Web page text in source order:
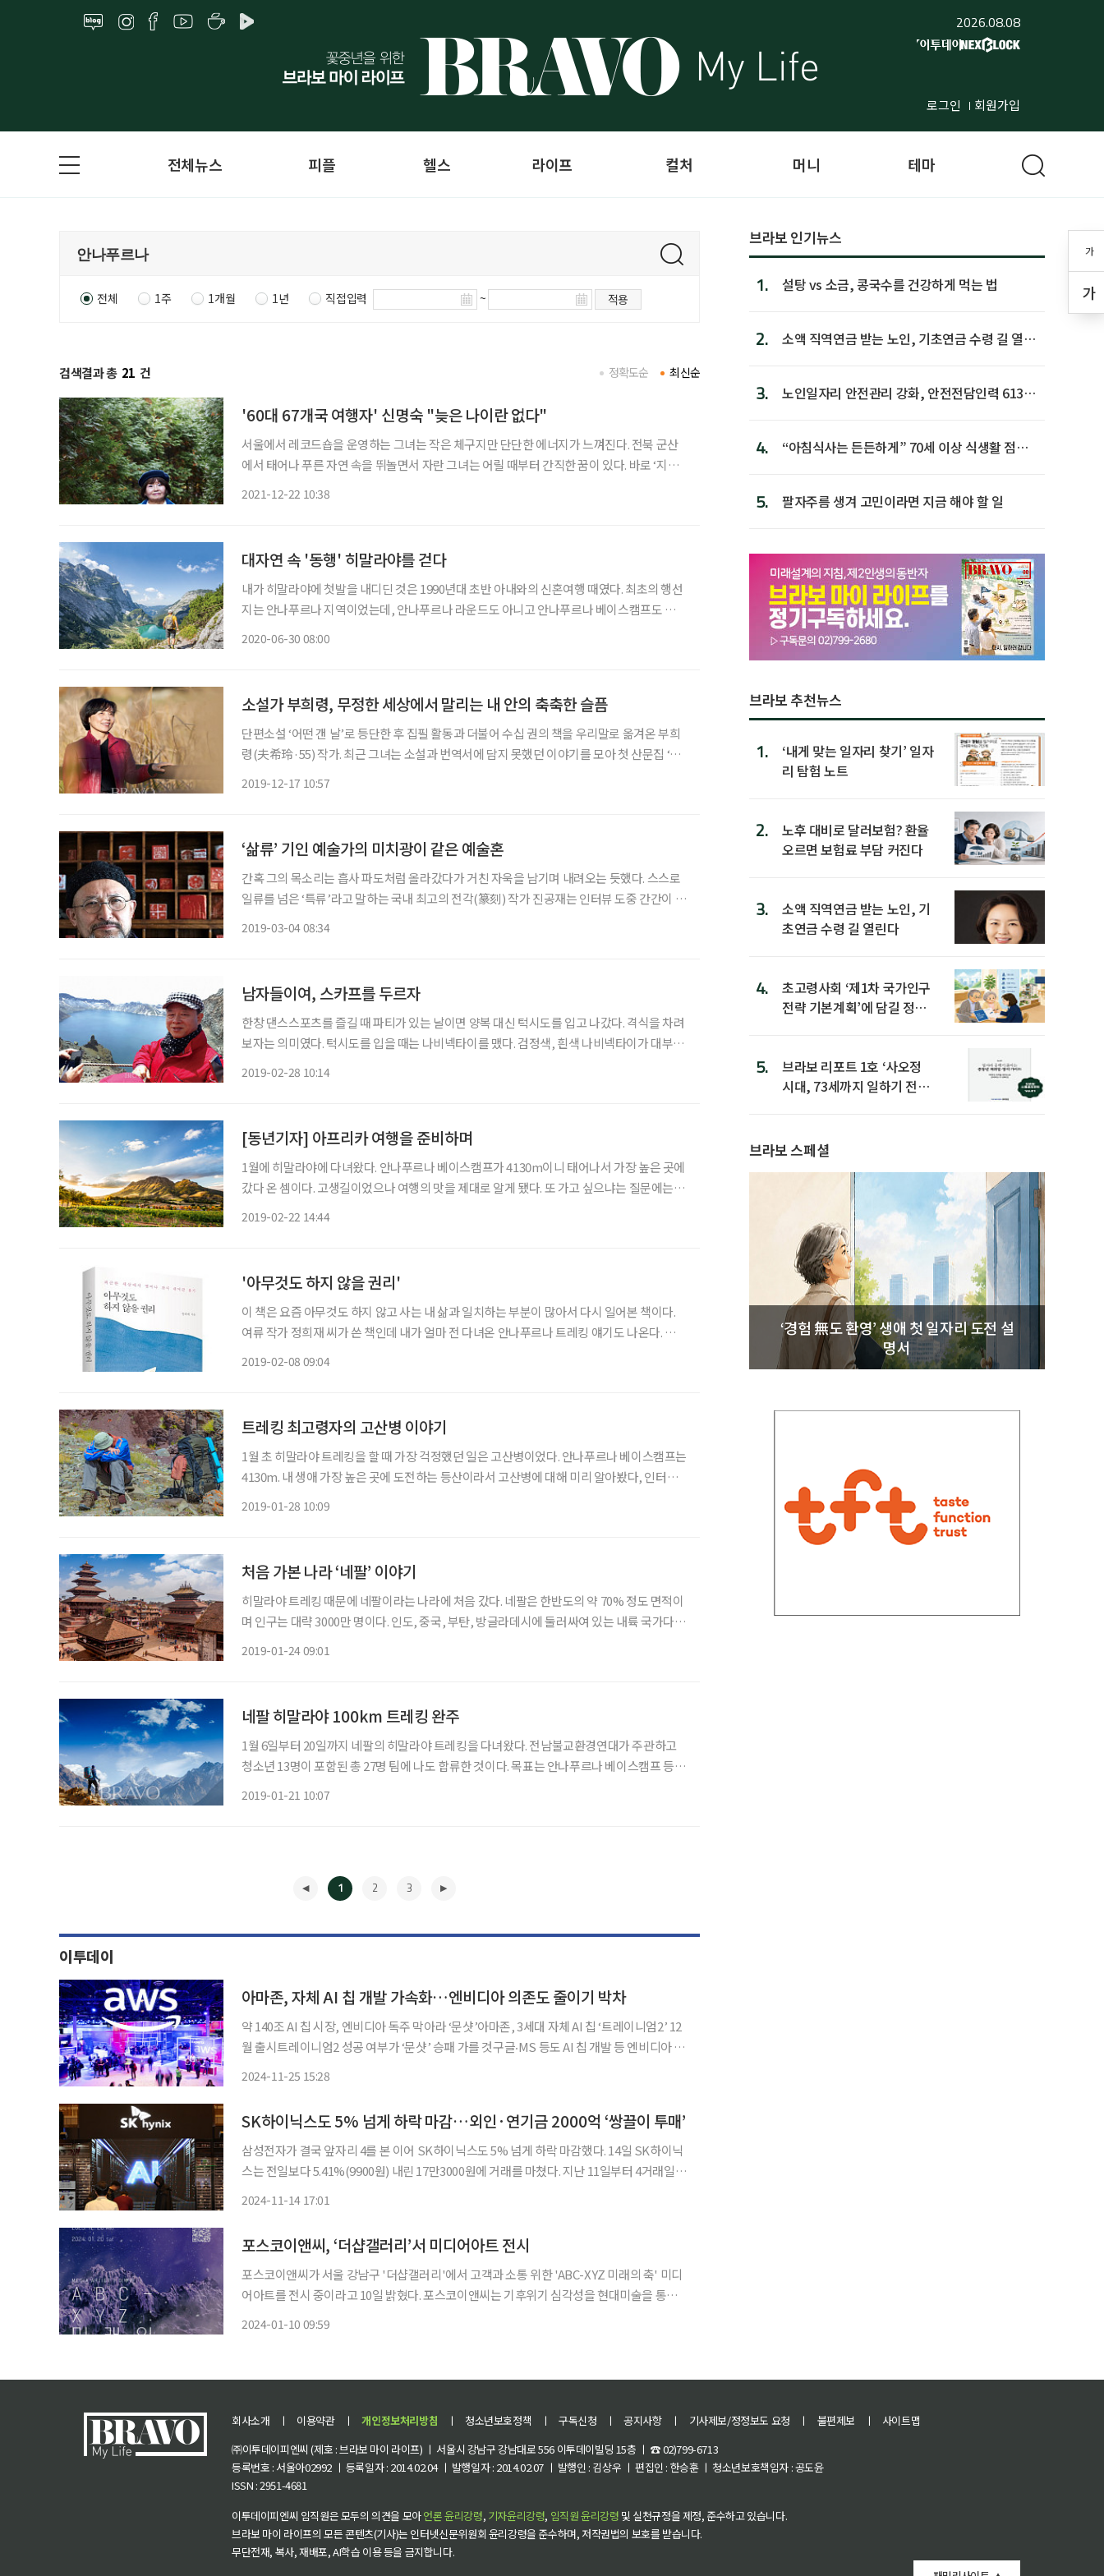
2026.08.08
로그인 회원가입
가
가
전체뉴스 피플 헬스 라이프 컬처 머니 테마
전체 1주 1개월 1년 직접입력 ~ 적용
검색결과 총 21 건 최신순
정확도순
'60대 67개국 여행자' 신명숙 "늦은 나이란 없다"
서울에서 레코드숍을 운영하는 그녀는 작은 체구지만 단단한 에너지가 느껴진다. 전북 군산
에서 태어나 푸른 자연 속을 뛰놀면서 자란 그녀는 어릴 때부터 간직한 꿈이 있다. 바로 ‘지구
2021-12-22 10:38
대자연 속 '동행' 히말라야를 걷다
내가 히말라야에 첫발을 내디딘 것은 1990년대 초반 아내와의 신혼여행 때였다. 최초의 행선
지는 안나푸르나 지역이었는데, 안나푸르나 라운드도 아니고 안나푸르나 베이스캠프도 아니
2020-06-30 08:00
소설가 부희령, 무정한 세상에서 말리는 내 안의 축축한 슬픔
단편소설 ‘어떤 갠 날’로 등단한 후 집필 활동과 더불어 수십 권의 책을 우리말로 옮겨온 부희
령(夫希玲·55) 작가. 최근 그녀는 소설과 번역서에 담지 못했던 이야기를 모아 첫 산문집 ‘무
2019-12-17 10:57
‘삶류’ 기인 예술가의 미치광이 같은 예술혼
간혹 그의 목소리는 흡사 파도처럼 올라갔다가 거친 자욱을 남기며 내려오는 듯했다. 스스로
일류를 넘은 ‘특류’라고 말하는 국내 최고의 전각(篆刻) 작가 진공재는 인터뷰 도중 간간이 자
2019-03-04 08:34
남자들이여, 스카프를 두르자
한창 댄스스포츠를 즐길 때 파티가 있는 날이면 양복 대신 턱시도를 입고 나갔다. 격식을 차려
보자는 의미였다. 턱시도를 입을 때는 나비넥타이를 맸다. 검정색, 흰색 나비넥타이가 대부분
2019-02-28 10:14
[동년기자] 아프리카 여행을 준비하며
1월에 히말라야에 다녀왔다. 안나푸르나 베이스캠프가 4130m이니 태어나서 가장 높은 곳에
갔다 온 셈이다. 고생길이었으나 여행의 맛을 제대로 알게 됐다. 또 가고 싶으냐는 질문에는
2019-02-22 14:44
'아무것도 하지 않을 권리'
이 책은 요즘 아무것도 하지 않고 사는 내 삶과 일치하는 부분이 많아서 다시 일어본 책이다.
여류 작가 정희재 씨가 쓴 책인데 내가 얼마 전 다녀온 안나푸르나 트레킹 얘기도 나온다. 책
2019-02-08 09:04
트레킹 최고령자의 고산병 이야기
1월 초 히말라야 트레킹을 할 때 가장 걱정했던 일은 고산병이었다. 안나푸르나 베이스캠프는
4130m. 내 생애 가장 높은 곳에 도전하는 등산이라서 고산병에 대해 미리 알아봤다, 인터넷
2019-01-28 10:09
처음 가본 나라 ‘네팔’ 이야기
히말라야 트레킹 때문에 네팔이라는 나라에 처음 갔다. 네팔은 한반도의 약 70% 정도 면적이
며 인구는 대략 3000만 명이다. 인도, 중국, 부탄, 방글라데시에 둘러싸여 있는 내륙 국가다. 1
2019-01-24 09:01
네팔 히말라야 100km 트레킹 완주
1월 6일부터 20일까지 네팔의 히말라야 트레킹을 다녀왔다. 전남불교환경연대가 주관하고
청소년 13명이 포함된 총 27명 팀에 나도 합류한 것이다. 목표는 안나푸르나 베이스캠프 등정
2019-01-21 10:07
1 2 3
이투데이
아마존, 자체 AI 칩 개발 가속화…엔비디아 의존도 줄이기 박차
약 140조 AI 칩 시장, 엔비디아 독주 막아라 ‘문샷’아마존, 3세대 자체 AI 칩 ‘트레이니엄2’ 12
월 출시트레이니엄2 성공 여부가 ‘문샷’ 승패 가를 것구글‧MS 등도 AI 칩 개발 등 엔비디아 견
2024-11-25 15:28
SK하이닉스도 5% 넘게 하락 마감…외인·연기금 2000억 ‘쌍끌이 투매’
삼성전자가 결국 앞자리 4를 본 이어 SK하이닉스도 5% 넘게 하락 마감했다. 14일 SK하이닉
스는 전일보다 5.41%(9900원) 내린 17만3000원에 거래를 마쳤다. 지난 11일부터 4거래일
2024-11-14 17:01
포스코이앤씨, ‘더샵갤러리’서 미디어아트 전시
포스코이앤씨가 서울 강남구 '더샵갤러리'에서 고객과 소통 위한 'ABC-XYZ 미래의 축' 미디
어아트를 전시 중이라고 10일 밝혔다. 포스코이앤씨는 기후위기 심각성을 현대미술을 통해
2024-01-10 09:59
브라보 인기뉴스
1. 설탕 vs 소금, 콩국수를 건강하게 먹는 법
2.
소액 직역연금 받는 노인, 기초연금 수령 길 열린
3.
노인일자리 안전관리 강화, 안전전담인력 613명
4.
“아침식사는 든든하게” 70세 이상 식생활 점수
5. 팔자주름 생겨 고민이라면 지금 해야 할 일
브라보 추천뉴스
1.
‘내게 맞는 일자리 찾기’ 일자
리 탐험 노트
2.
노후 대비로 달러보험? 환율
오르면 보험료 부담 커진다
3.
소액 직역연금 받는 노인, 기
초연금 수령 길 열린다
4.
초고령사회 ‘제1차 국가인구
전략 기본계획’에 담길 정책
5.
브라보 리포트 1호 ‘사오정
시대, 73세까지 일하기 전략’
브라보 스페셜
‘경험 無도 환영’ 생애 첫 일자리 도전 설
명서
회사소개 ㅣ 이용약관 ㅣ 개인정보처리방침 ㅣ 청소년보호정책 ㅣ 구독신청 ㅣ 공지사항 ㅣ 기사제보/정정보도 요청 ㅣ 불편제보 ㅣ
사이트맵
㈜이투데이피엔씨 (제호 : 브라보 마이 라이프) ㅣ 서울시 강남구 강남대로 556 이투데이빌딩 15층 ㅣ ☎ 02)799-6713
등록번호 : 서울아02992 ㅣ 등록일자 : 2014.02.04 ㅣ 발행일자 : 2014.02.07 ㅣ 발행인 : 김상우 ㅣ 편집인 : 한승훈 ㅣ 청소년보호책임자 : 공도윤
ISSN : 2951-4681
이투데이피엔씨 임직원은 모두의 의견을 모아언론 윤리강령, 기자윤리강령, 임직원 윤리강령 및 실천규정을 제정, 준수하고 있습니다.
브라보 마이 라이프의 모든 콘텐츠(기사)는 인터넷신문위원회 윤리강령을 준수하며, 저작권법의 보호를 받습니다.
무단전재, 복사, 재배포, AI학습 이용 등을 금지합니다.